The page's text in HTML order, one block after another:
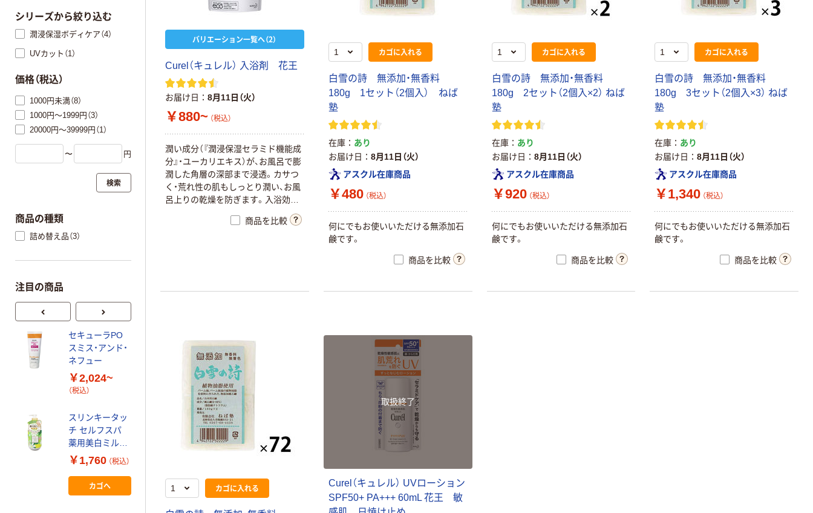
バリエーション一覧へ（2）
Curel（キュレル） 入浴剤 花王
お届け日 8月11日（火）
￥880~ （税込）
潤い成分（『潤浸保湿セラミド機能成
分』・ユーカリエキス）が、お風呂で膨
潤した角層の深部まで浸透。カサつ
く・荒れ性の肌もしっとり潤い、お風
呂上りの乾燥を防ぎます。入浴効果
す。（米胚芽油配合）赤ちゃんのデリ
商品を比較
カゴに入れる
白雪の詩 無添加・無香料
180g 1セット（2個入） ねば
塾
在庫
あり
お届け日
8月11日（火）
アスクル在庫商品
￥480 （税込）
何にでもお使いいただける無添加石
鹸です。
商品を比較
カゴに入れる
白雪の詩 無添加・無香料
180g 2セット（2個入×2） ねば
塾
在庫
あり
お届け日
8月11日（火）
アスクル在庫商品
￥920 （税込）
何にでもお使いいただける無添加石
鹸です。
商品を比較
カゴに入れる
白雪の詩 無添加・無香料
180g 3セット（2個入×3） ねば
塾
在庫
あり
お届け日
8月11日（火）
アスクル在庫商品
￥1,340 （税込）
何にでもお使いいただける無添加石
鹸です。
商品を比較
カゴに入れる
取扱終了
Curel（キュレル） UVローション
SPF50+ PA+++ 60mL 花王 敏
シリーズから絞り込む
潤浸保湿ボディケア（4）
UVカット（1）
価格（税込）
1000円未満（8）
1000円～1999円（3）
20000円～39999円（1）
〜 円
検索
商品の種類
詰め替え品（3）
注目の商品
セキューラPO
スミス・アンド・
ネフュー
￥2,024~
（税込）
スリンキータッ
チ セルフスパ
薬用美白ミルク
フローラルホワ
イトティ 480g
リベルタ
￥1,760 （税込）
カゴへ
【Goエシカル】
DHC バンビーナ
スリムレッグ 超
着圧
￥1,309~
（税込）
ラビオーム バリ
アビオソープ 詰
ートゾーン専用
ソープ
￥991 （税込）
メンソレータム
ハンドベール リ
ッチネイル ロー
（税込）
ロート製薬 スキ
ンアクア トーン
アップUVエッセ
CENQUR（セン
クウ）モイスチ
ャーゲル アロエ
プロ・業務用ハ
本気プライス